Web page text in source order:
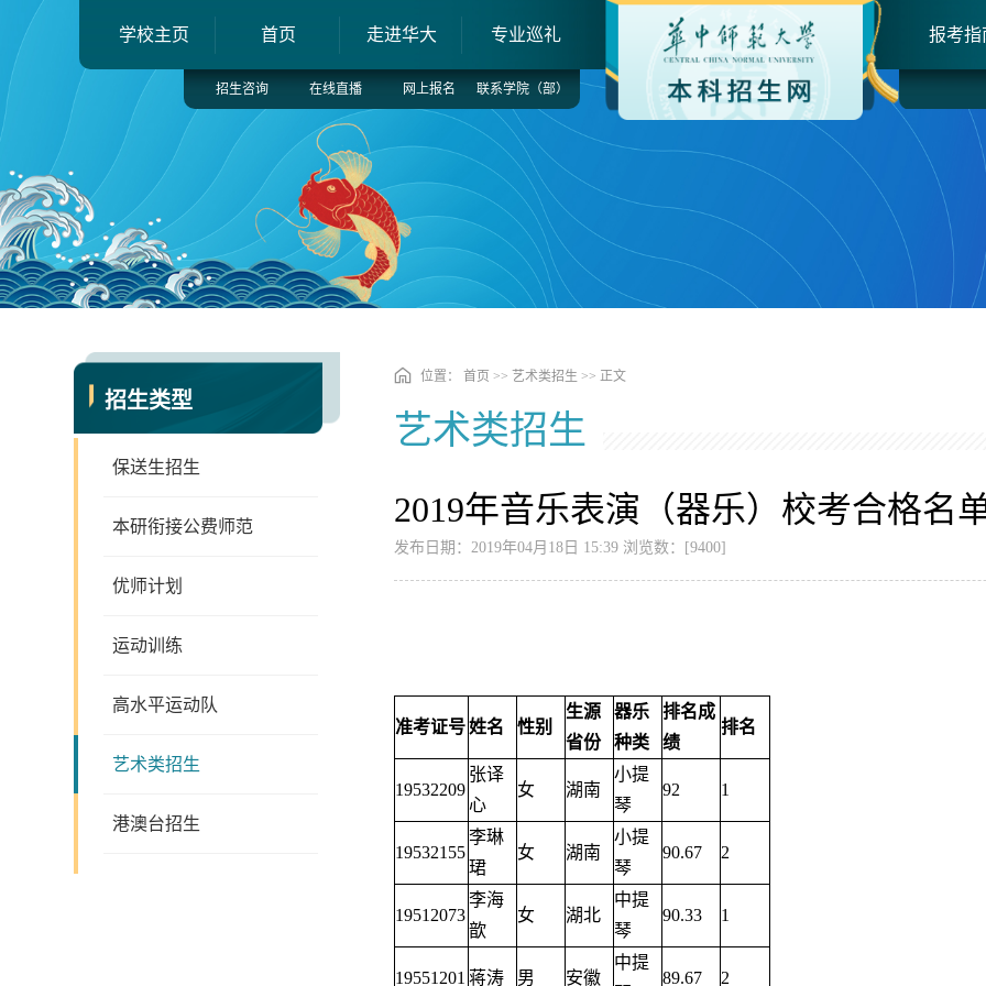
学校主页 首页 走进华大 专业巡礼 报考指
招生咨询 在线直播 网上报名 联系学院（部）
招生类型
保送生招生
本研衔接公费师范
优师计划
运动训练
高水平运动队
艺术类招生
港澳台招生
位置： 首页 >> 艺术类招生 >> 正文
艺术类招生
2019年音乐表演（器乐）校考合格名
发布日期：2019年04月18日 15:39 浏览数：[9400]
准考证号 姓名 性别
生源
省份
器乐
种类
排名成
绩
排名
19532209
张译
心
女 湖南
小提
琴
92 1
19532155
李琳
珺
女 湖南
小提
琴
90.67 2
19512073
李海
歆
女 湖北
中提
琴
90.33 1
19551201 蒋涛 男 安徽
中提
89.67 2